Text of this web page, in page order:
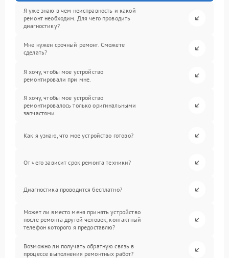
Я уже знаю в чем неисправность и какой
ремонт необходим. Для чего проводить
диагностику?
Мне нужен срочный ремонт. Сможете
сделать?
Я хочу, чтобы мое устройство
ремонтировали при мне.
Я хочу, чтобы мое устройство
ремонтировалось только оригинальными
запчастями.
Как я узнаю, что мое устройство готово?
От чего зависит срок ремонта техники?
Диагностика проводится бесплатно?
Может ли вместо меня принять устройство
после ремонта другой человек, контактный
телефон которого я предоставлю?
Возможно ли получать обратную связь в
процессе выполнения ремонтных работ?